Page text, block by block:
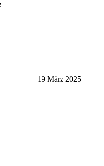
19 März 2025